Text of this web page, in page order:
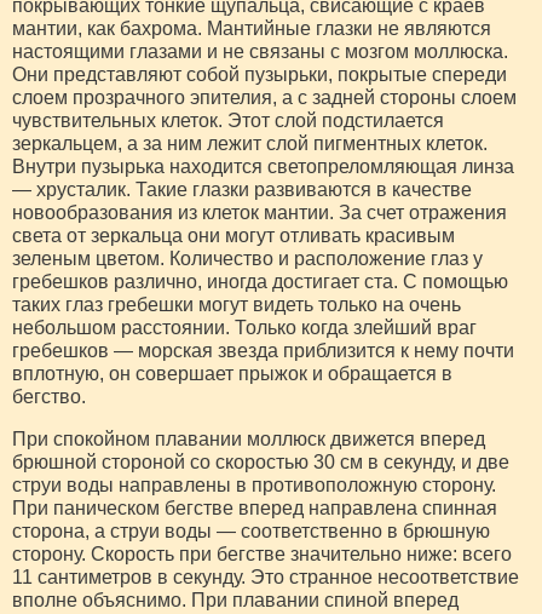
покрывающих тонкие щупальца, свисающие с краев
мантии, как бахрома. Мантийные глазки не являются
настоящими глазами и не связаны с мозгом моллюска.
Они представляют собой пузырьки, покрытые спереди
слоем прозрачного эпителия, а с задней стороны слоем
чувствительных клеток. Этот слой подстилается
зеркальцем, а за ним лежит слой пигментных клеток.
Внутри пузырька находится светопреломляющая линза
— хрусталик. Такие глазки развиваются в качестве
новообразования из клеток мантии. За счет отражения
света от зеркальца они могут отливать красивым
зеленым цветом. Количество и расположение глаз у
гребешков различно, иногда достигает ста. С помощью
таких глаз гребешки могут видеть только на очень
небольшом расстоянии. Только когда злейший враг
гребешков — морская звезда приблизится к нему почти
вплотную, он совершает прыжок и обращается в
бегство.
При спокойном плавании моллюск движется вперед
брюшной стороной со скоростью 30 см в секунду, и две
струи воды направлены в противоположную сторону.
При паническом бегстве вперед направлена спинная
сторона, а струи воды — соответственно в брюшную
сторону. Скорость при бегстве значительно ниже: всего
11 сантиметров в секунду. Это странное несоответствие
вполне объяснимо. При плавании спиной вперед